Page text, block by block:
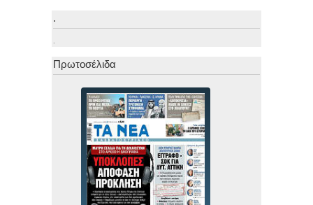
.
.
Πρωτοσέλιδα